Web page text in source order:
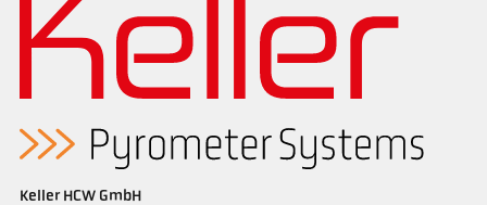
Rapport d'application Industrie des semi-
Keller HCW GmbH